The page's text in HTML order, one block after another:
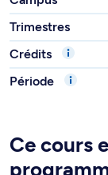
Trimestres
Crédits
Période
Ce cours